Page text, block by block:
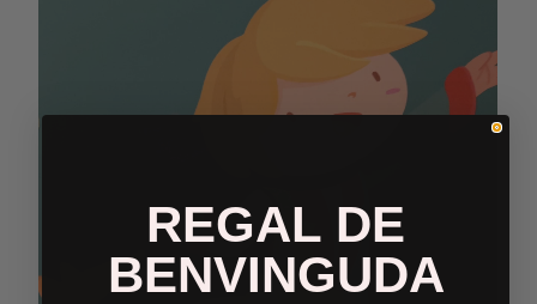
REGAL DE
BENVINGUDA